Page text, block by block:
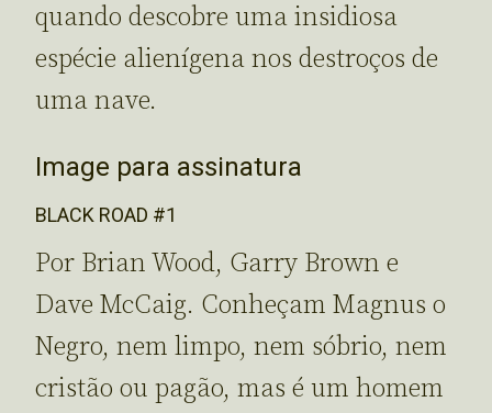
quando descobre uma insidiosa
espécie alienígena nos destroços de
uma nave.
Image para assinatura
BLACK ROAD #1
Por Brian Wood, Garry Brown e
Dave McCaig. Conheçam Magnus o
Negro, nem limpo, nem sóbrio, nem
cristão ou pagão, mas é um homem